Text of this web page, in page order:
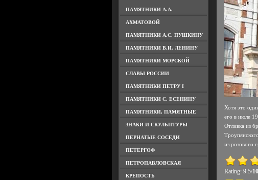
ПАМЯТНИКИ А.А.
АХМАТОВОЙ
ПАМЯТНИКИ А.С. ПУШКИНУ
ПАМЯТНИКИ В.И. ЛЕНИНУ
ПАМЯТНИКИ МОРСКОЙ
СЛАВЫ РОССИИ
ПАМЯТНИКИ ПЕТРУ I
ПАМЯТНИКИ С. ЕСЕНИНУ
ПАМЯТНИКИ, ПАМЯТНЫЕ
ЗНАКИ И СКУЛЬПТУРЫ
ПЕРНАТЫЕ СОСЕДИ
ПЕТЕРГОФ
ПЕТРОПАВЛОВСКАЯ
КРЕПОСТЬ
Хотя это
его в июле
Отливка из
из розового
Rating: 9.5/10